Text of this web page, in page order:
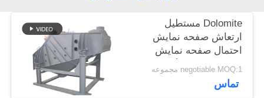
نقشه
سایت
PRIVACY
POLICY
Dolomite مستطیل
ارتعاش صفحه نمایش
احتمال صفحه نمایش
ماشین سیب موگنسن
negotiable MOQ:1 مجموعه
تماس